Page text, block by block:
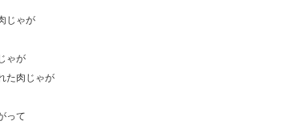
じゃが
ゃが
た肉じゃが
って